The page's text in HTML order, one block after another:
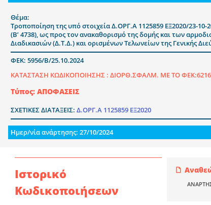
Θέμα:
Τροποποίηση της υπό στοιχεία Δ.ΟΡΓ.Α 1125859 ΕΞ2020/23-
(Β’ 4738), ως προς τον ανακαθορισμό της δομής και των
Διαδικασιών (Δ.Τ.Δ.) και ορισμένων Τελωνείων της Γενικής
ΦΕΚ: 5956/Β/25.10.2024
ΚΑΤΑΣΤΑΣΗ ΚΩΔΙΚΟΠΟΙΗΣΗΣ : ΔΙΟΡΘ.ΣΦΑΛΜ. ΜΕ ΤΟ
Τύπος: ΑΠΟΦΑΣΕΙΣ
ΣΧΕΤΙΚΕΣ ΔΙΑΤΑΞΕΙΣ: Δ.ΟΡΓ.Α 1125859 ΕΞ2020
Ημερ/νία ανάρτησης: 27/10/2024
Ιστορικό
Κωδικοποιήσεων